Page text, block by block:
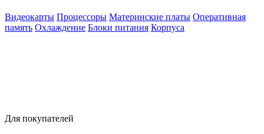
Видеокарты Процессоры Материнские платы Оперативная
память Охлаждение Блоки питания Корпуса
Для покупателей